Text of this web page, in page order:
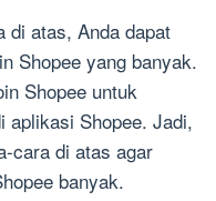
di atas, Anda dapat
Shopee yang banyak.
Shopee untuk
aplikasi Shopee. Jadi,
cara di atas agar
banyak.